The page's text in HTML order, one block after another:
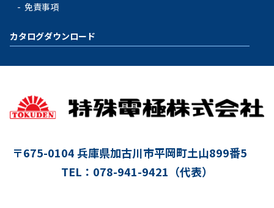
免責事項
カタログダウンロード
〒675-0104 兵庫県加古川市平岡町土山899番5
TEL：078-941-9421（代表）